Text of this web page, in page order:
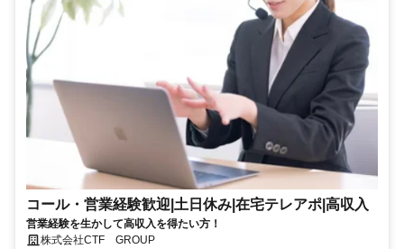
コール・営業経験歓迎|土日休み|在宅テレアポ|高収入
営業経験を生かして高収入を得たい方！
株式会社CTF GROUP